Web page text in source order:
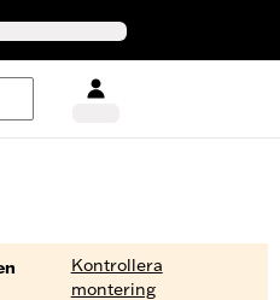
Kontrollera
montering